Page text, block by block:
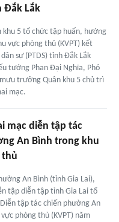
Đắk Lắk
khu 5 tổ chức tập huấn, hướng
vực phòng thủ (KVPT) kết
sự (PTDS) tỉnh Đắk Lắk
tướng Phan Đại Nghĩa, Phó
trưởng Quân khu 5 chủ trì
mạc.
mạc diễn tập tác
An Bình trong khu
thủ
An Bình (tỉnh Gia Lai),
tập diễn tập tỉnh Gia Lai tổ
tập tác chiến phường An
phòng thủ (KVPT) năm